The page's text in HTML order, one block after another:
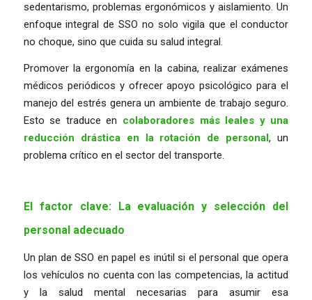
sedentarismo, problemas ergonómicos y aislamiento. Un
enfoque integral de SSO no solo vigila que el conductor
no choque, sino que cuida su salud integral.
Promover la ergonomía en la cabina, realizar exámenes
médicos periódicos y ofrecer apoyo psicológico para el
manejo del estrés genera un ambiente de trabajo seguro.
Esto se traduce en colaboradores más leales y una
reducción drástica en la rotación de personal, un
problema crítico en el sector del transporte.
El factor clave: La evaluación y selección del
personal adecuado
Un plan de SSO en papel es inútil si el personal que opera
los vehículos no cuenta con las competencias, la actitud
y la salud mental necesarias para asumir esa